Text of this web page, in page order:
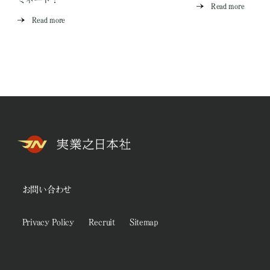
Read more
Read more
お問い合わせ
Privacy Policy Recruit Sitemap